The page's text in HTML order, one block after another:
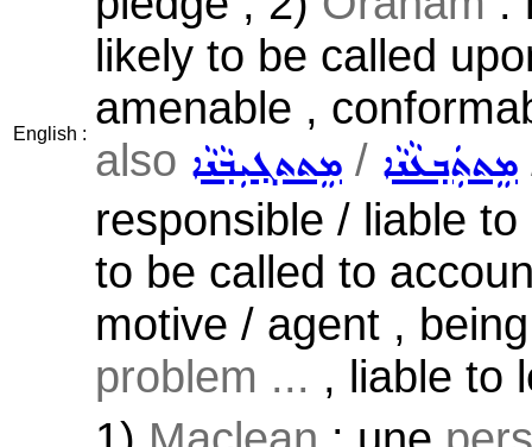
English :
likely to be called
amenable ,
also ܡܸܬܬܓ݂ܝܼܒ݂ܵܢܵܐ / ܡܸܬܬܲܒ݂ܥܵܢܵܐ
responsible / liable
to be called to
motive / agent ,
problem ... , liable to